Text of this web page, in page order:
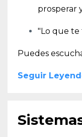
prosperar
"Lo que te
Puedes
Seguir